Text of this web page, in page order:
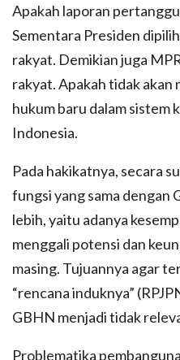
Apakah laporan
Sementara Presiden
rakyat. Demikian juga
rakyat. Apakah tidak
hukum baru dalam sistem
Indonesia.
Pada hakikatnya, secara
fungsi yang sama dengan
lebih, yaitu adanya
menggali potensi dan
masing. Tujuannya agar
“rencana induknya”
GBHN menjadi tidak
Problematika